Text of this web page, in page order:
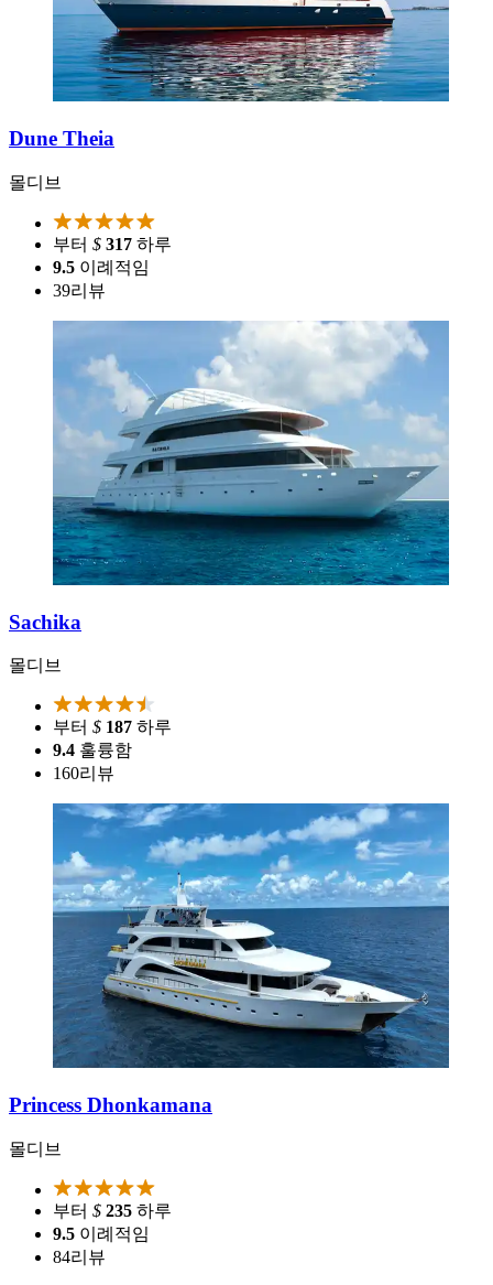
Dune Theia
몰디브
부터 $ 317 하루
9.5 이례적임
39리뷰
Sachika
몰디브
부터 $ 187 하루
9.4 훌륭함
160리뷰
Princess Dhonkamana
몰디브
부터 $ 235 하루
9.5 이례적임
84리뷰